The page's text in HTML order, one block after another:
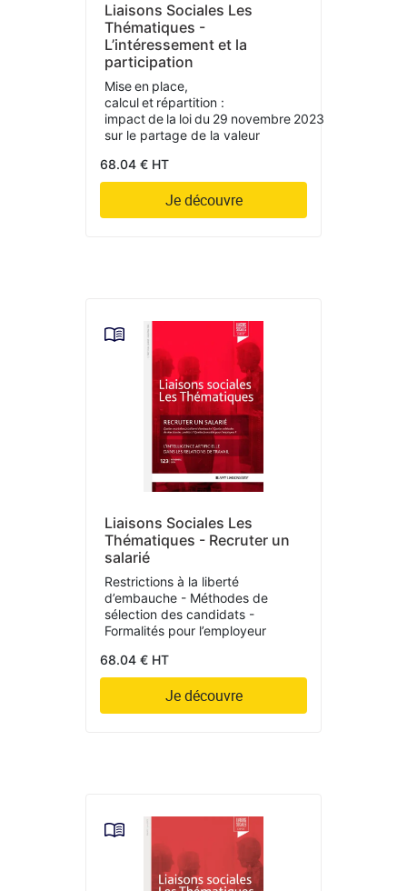
Liaisons Sociales Les
Thématiques -
L’intéressement et la
participation
Mise en place,
calcul et répartition :
impact de la loi du 29 novembre 2023
sur le partage de la valeur
68.04 € HT
Je découvre
Liaisons Sociales Les
Thématiques - Recruter un
salarié
Restrictions à la liberté
d’embauche - Méthodes de
sélection des candidats -
Formalités pour l’employeur
68.04 € HT
Je découvre